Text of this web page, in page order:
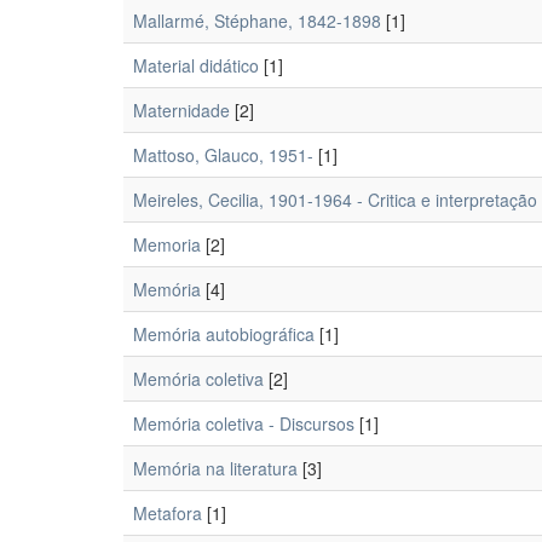
Mallarmé, Stéphane, 1842-1898 [1]
Material didático [1]
Maternidade [2]
Mattoso, Glauco, 1951- [1]
Meireles, Cecilia, 1901-1964 - Critica e interpretação
Memoria [2]
Memória [4]
Memória autobiográfica [1]
Memória coletiva [2]
Memória coletiva - Discursos [1]
Memória na literatura [3]
Metafora [1]